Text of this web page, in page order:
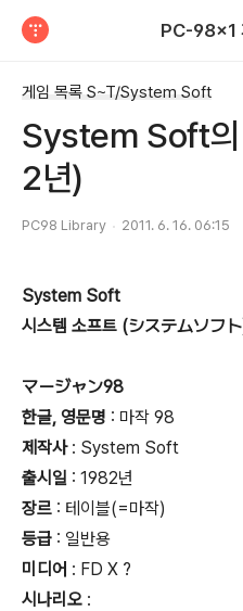
PC-98x1
게임 목록 S~T/System Soft
System Soft의
2년)
PC98 Library 2011. 6. 16. 06:15
System Soft
시스템 소프트 (システムソフ
マージャン98
한글, 영문명 : 마작 98
제작사: System Soft
출시일 : 1982년
장르 : 테이블(=마작)
등급 : 일반용
미디어 : FD X ?
시나리오 :